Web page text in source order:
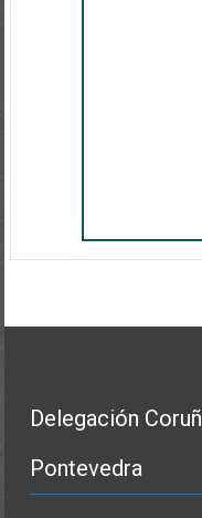
Delegación
Pontevedra